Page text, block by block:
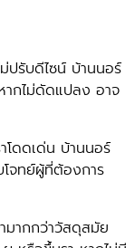
ปรับดีไซน์ บ้านนอร์
กไม่ดัดแปลง อาจ
โดดเด่น บ้านนอร์
จทย์ผู้ที่ต้องการ
มากกว่าวัสดุสมัย